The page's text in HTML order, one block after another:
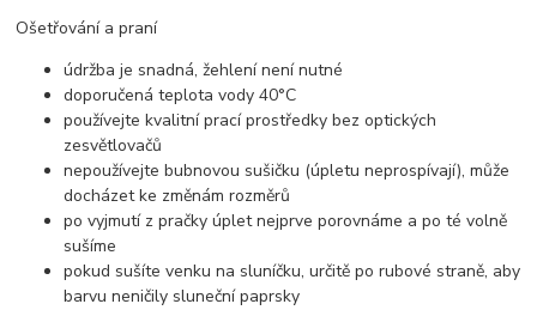
Ošetřování a praní
údržba je snadná, žehlení není nutné
doporučená teplota vody 40°C
používejte kvalitní prací prostředky bez optických
zesvětlovačů
nepoužívejte bubnovou sušičku (úpletu neprospívají), může
docházet ke změnám rozměrů
po vyjmutí z pračky úplet nejprve porovnáme a po té volně
sušíme
pokud sušíte venku na sluníčku, určitě po rubové straně, aby
barvu neničily sluneční paprsky